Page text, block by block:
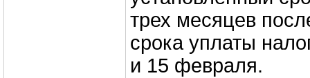
трех месяцев
срока уплаты
и 15 февраля.